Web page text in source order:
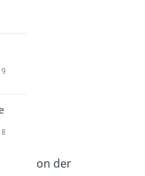
wird von der